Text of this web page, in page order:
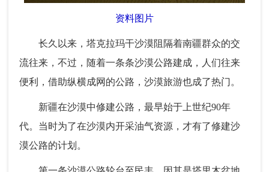
资料图片
长久以来，塔克拉玛干沙漠阻隔着南疆群众的交
流往来，不过，随着一条条沙漠公路建成，人们往来
便利，借助纵横成网的公路，沙漠旅游也成了热门。
新疆在沙漠中修建公路，最早始于上世纪90年
代。当时为了在沙漠内开采油气资源，才有了修建沙
漠公路的计划。